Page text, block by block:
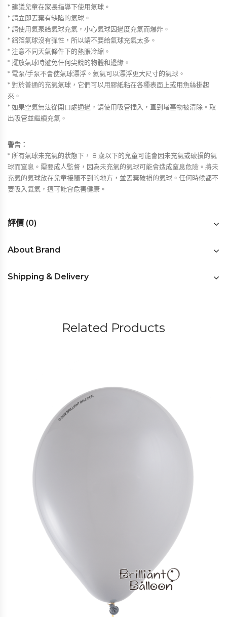
* 建議兒童在家長指導下使用氣球。
* 請立即丟棄有缺陷的氣球。
* 請使用氣泵給氣球充氣，小心氣球因過度充氣而爆炸。
* 鋁箔氣球沒有彈性，所以請不要給氣球充氣太多。
* 注意不同天氣條件下的熱脹冷縮。
* 擺放氣球時避免任何尖銳的物體和邊緣。
* 電泵/手泵不會使氣球漂浮。氦氣可以漂浮更大尺寸的氣球。
* 對於普通的充氣氣球，它們可以用膠紙粘在各種表面上或用魚絲掛起
來。
* 如果空氣無法從開口處通過，請使用吸管插入，直到堵塞物被清除。取
出吸管並繼續充氣。
警告：
* 所有氣球未充氣的狀態下， 8 歲以下的兒童可能會因未充氣或破損的氣
球而窒息。需要成人監督，因為未充氣的氣球可能會造成窒息危險。將未
充氣的氣球放在兒童接觸不到的地方，並丟棄破損的氣球。任何時候都不
要吸入氦氣，這可能會危害健康。
評價 (0)
About Brand
Shipping & Delivery
Related Products